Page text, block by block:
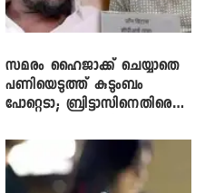
സമരം ഹൈജാക്ക് ചെയ്യാതെ
പണിയെടുത്ത് കുടുംബം
പോറ്റെടാ; ബ്രിട്ടാസിനെതിരെ